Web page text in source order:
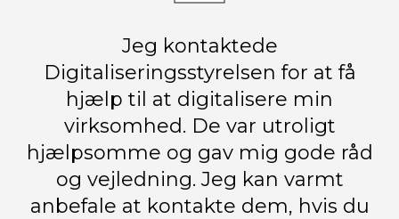
Jeg kontaktede
Digitaliseringsstyrelsen for at få
hjælp til at digitalisere min
virksomhed. De var utroligt
hjælpsomme og gav mig gode råd
og vejledning. Jeg kan varmt
anbefale at kontakte dem, hvis du